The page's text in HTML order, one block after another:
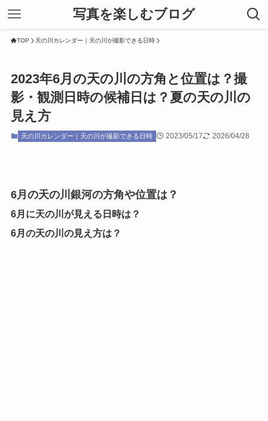
写真を楽しむブログ
TOP 天の川カレンダー｜天の川が撮影できる日時
2023年6月の天の川の方角と位置は？撮
影・観測日時の候補日は？夏の天の川の
見え方
天の川カレンダー｜天の川が撮影できる日時 2023/05/17 2026/04/28
6月の天の川銀河の方角や位置は？
6月に天の川が見える日時は？
6月の天の川の見え方は？